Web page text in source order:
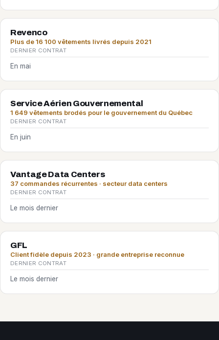
Revenco
Plus de 16 100 vêtements livrés depuis 2021
DERNIER CONTRAT
En mai
Service Aérien Gouvernemental
1 649 vêtements brodés pour le gouvernement du Québec
DERNIER CONTRAT
En juin
Vantage Data Centers
37 commandes récurrentes · secteur data centers
DERNIER CONTRAT
Le mois dernier
GFL
Client fidèle depuis 2023 · grande entreprise reconnue
DERNIER CONTRAT
Le mois dernier